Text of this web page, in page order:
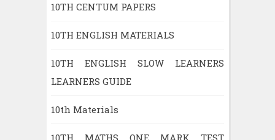
10TH CENTUM PAPERS
10TH ENGLISH MATERIALS
10TH ENGLISH SLOW LEARNERS
LEARNERS GUIDE
10th Materials